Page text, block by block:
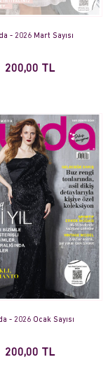
- 2026 Mart Sayısı
200,00 TL
- 2026 Ocak Sayısı
200,00 TL